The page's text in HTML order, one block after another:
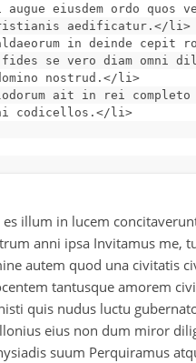
augue eiusdem ordo quos
aedificatur.</li>
in deinde cepit
fides se vero diam omni
nostrud.</li>
ait in rei
codicellos.</li>
es illum in lucem
anni ipsa Invitamus me,
autem quod una civitatis
tantusque amorem
quis nudus luctu
eius non dum miror
suum Perquiramus